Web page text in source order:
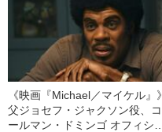
《映画『Michael／マイケル』》
父ジョセフ・ジャクソン役、コ
ールマン・ドミンゴ オフィシャ